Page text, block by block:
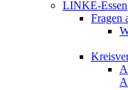
LINKE-Essen
Fragen